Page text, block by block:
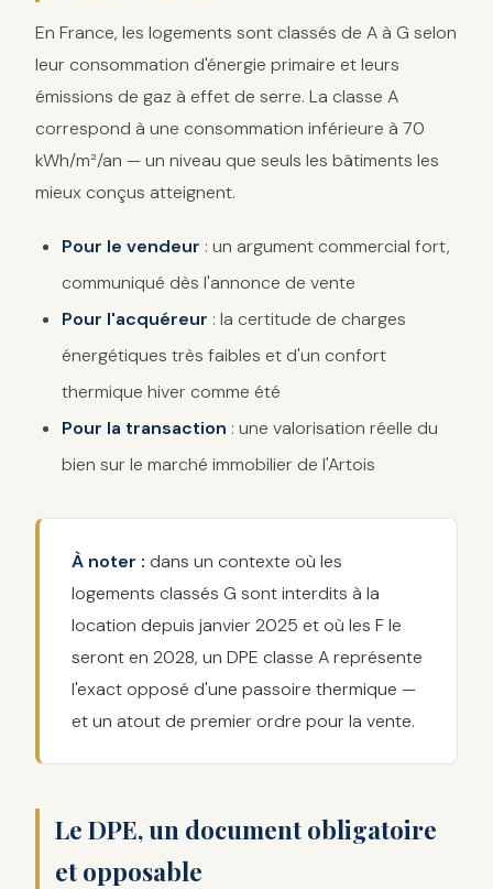
En France, les logements sont classés de A à G selon
leur consommation d'énergie primaire et leurs
émissions de gaz à effet de serre. La classe A
correspond à une consommation inférieure à 70
kWh/m²/an — un niveau que seuls les bâtiments les
mieux conçus atteignent.
Pour le vendeur : un argument commercial fort,
communiqué dès l'annonce de vente
Pour l'acquéreur : la certitude de charges
énergétiques très faibles et d'un confort
thermique hiver comme été
Pour la transaction : une valorisation réelle du
bien sur le marché immobilier de l'Artois
À noter : dans un contexte où les
logements classés G sont interdits à la
location depuis janvier 2025 et où les F le
seront en 2028, un DPE classe A représente
l'exact opposé d'une passoire thermique —
et un atout de premier ordre pour la vente.
Le DPE, un document obligatoire
et opposable